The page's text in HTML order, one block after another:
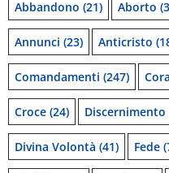
Abbandono (21) Aborto
Annunci (23) Anticristo
Comandamenti (247)
Croce (24) Discernimento
Divina Volontà (41) Fede